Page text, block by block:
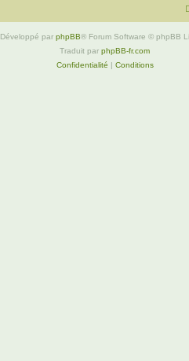
Développé par phpBB® Forum Software © phpBB
Traduit par phpBB-fr.com
Confidentialité | Conditions